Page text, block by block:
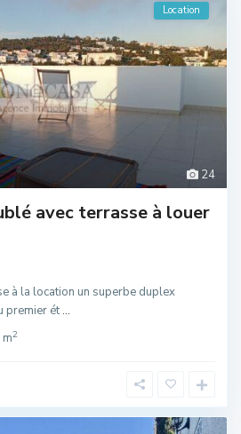
24
Location
avec terrasse à louer
à la location un superbe duplex
premier ét...
2